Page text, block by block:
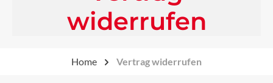
widerrufen
Home Vertrag widerrufen